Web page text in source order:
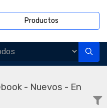
Productos
- Nuevos - En